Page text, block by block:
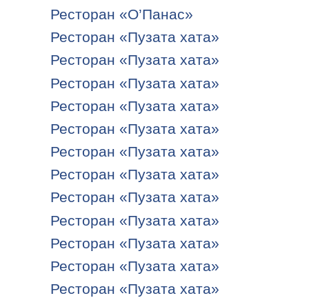
Ресторан «О’Панас»
Ресторан «Пузата хата»
Ресторан «Пузата хата»
Ресторан «Пузата хата»
Ресторан «Пузата хата»
Ресторан «Пузата хата»
Ресторан «Пузата хата»
Ресторан «Пузата хата»
Ресторан «Пузата хата»
Ресторан «Пузата хата»
Ресторан «Пузата хата»
Ресторан «Пузата хата»
Ресторан «Пузата хата»